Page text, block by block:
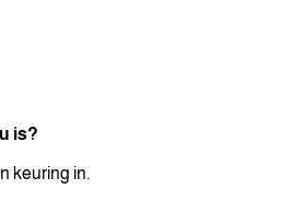
is?
keuring in.